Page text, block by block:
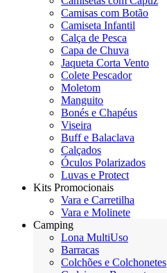
Camisas com Botão
Camiseta Infantil
Calça de Pesca
Capa de Chuva
Jaqueta Corta Vento
Colete Pescador
Moletom
Manguito
Bonés e Chapéus
Viseira
Buff e Balaclava
Calçados
Óculos Polarizados
Luvas e Protect
Kits Promocionais
Vara e Carretilha
Vara e Molinete
Camping
Lona MultiUso
Barracas
Colchões e Colchonetes